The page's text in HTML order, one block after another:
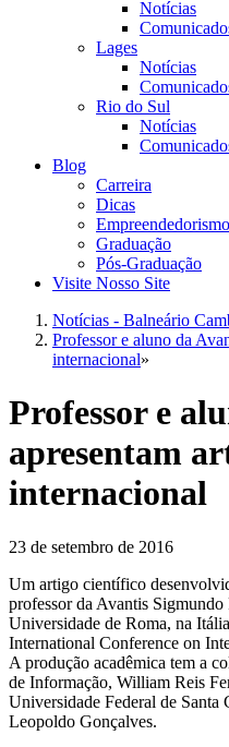
Notícias
Lages
Notícias
Rio do Sul
Notícias
Blog
Carreira
Dicas
Empreendedorismo
Graduação
Pós-Graduação
Visite Nosso Site
Notícias - Balneário
Professor e aluno da
internacional»
Professor e
apresentam
internacional
23 de setembro de 2016
Um artigo científico
professor da Avantis Sigmundo
Universidade de Roma, na
International Conference on
A produção acadêmica tem a
de Informação, William Reis
Universidade Federal de
Leopoldo Gonçalves.